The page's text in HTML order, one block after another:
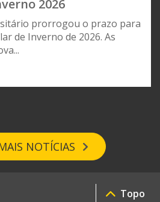
2026
prorrogou o prazo para
de Inverno de 2026. As
NOTÍCIAS
Topo